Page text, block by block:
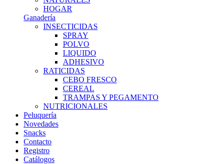
HOGAR
Ganadería
INSECTICIDAS
SPRAY
POLVO
LIQUIDO
ADHESIVO
RATICIDAS
CEBO FRESCO
CEREAL
TRAMPAS Y PEGAMENTO
NUTRICIONALES
Peluquería
Novedades
Snacks
Contacto
Registro
Catálogos